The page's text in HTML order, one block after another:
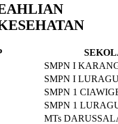
SMPN I
SMPN I
SMPN 1
SMPN 1
MTs